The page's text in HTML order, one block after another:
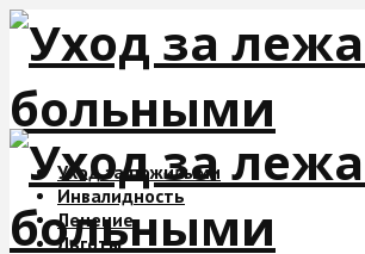
Уход за пожилыми
Инвалидность
Лечение
Льготы